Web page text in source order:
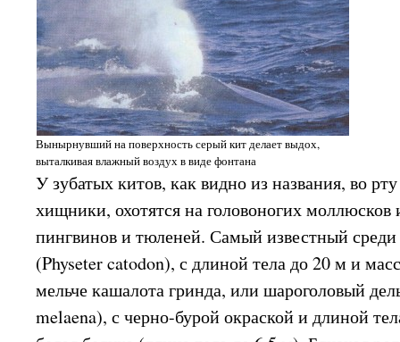
Вынырнувший на поверхность серый кит делает выдох,
выталкивая влажный воздух в виде фонтана
У зубатых китов, как видно из названия, во
хищники, охотятся на головоногих
пингвинов и тюленей. Самый известный
(Physeter catodon), с длиной тела до 20 м и
мельче кашалота гринда, или шароголовый
melaena), с черно-бурой окраской и длиной